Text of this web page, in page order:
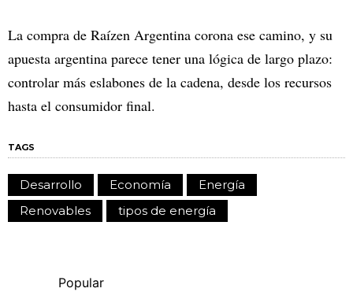
La compra de Raízen Argentina corona ese camino, y su
apuesta argentina parece tener una lógica de largo plazo:
controlar más eslabones de la cadena, desde los recursos
hasta el consumidor final.
TAGS
Desarrollo Economía
Energía
Renovables
tipos de energía
Popular